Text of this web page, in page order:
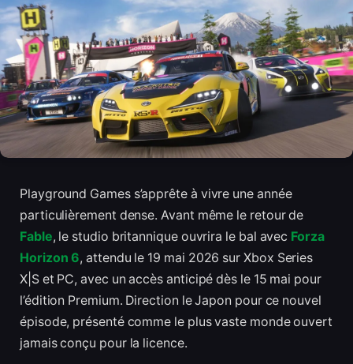
Playground Games s’apprête à vivre une année
particulièrement dense. Avant même le retour de
Fable, le studio britannique ouvrira le bal avec Forza
Horizon 6, attendu le 19 mai 2026 sur Xbox Series
X|S et PC, avec un accès anticipé dès le 15 mai pour
l’édition Premium. Direction le Japon pour ce nouvel
épisode, présenté comme le plus vaste monde ouvert
jamais conçu pour la licence.